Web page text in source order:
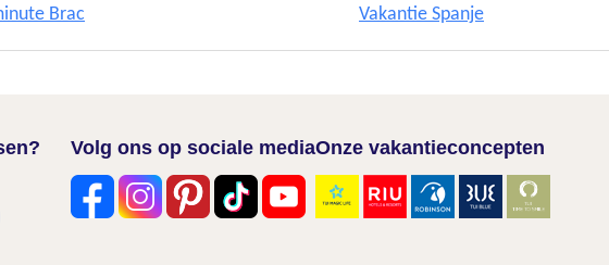
Brac
Vakantie Spanje
Volg ons op sociale mediaOnze vakantieconcepten